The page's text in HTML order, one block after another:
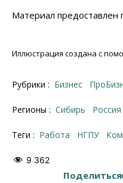
Материал предоставлен
Иллюстрация создана с
Рубрики : Бизнес
Регионы : Сибирь Россия
Теги : работа НГПУ
9 362
Поделиться